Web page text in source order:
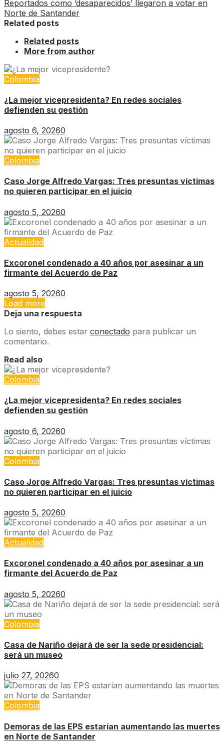
Reportados como ‘desaparecidos’ llegaron a votar en
Norte de Santander
Related posts
Related posts
More from author
Colombia
¿La mejor vicepresidenta? En redes sociales
defienden su gestión
agosto 6, 20260
Colombia
Caso Jorge Alfredo Vargas: Tres presuntas víctimas
no quieren participar en el juicio
agosto 5, 20260
Actualidad
Excoronel condenado a 40 años por asesinar a un
firmante del Acuerdo de Paz
agosto 5, 20260
Load more
Deja una respuesta
Lo siento, debes estar conectado para publicar un
comentario.
Read also
Colombia
¿La mejor vicepresidenta? En redes sociales
defienden su gestión
agosto 6, 20260
Colombia
Caso Jorge Alfredo Vargas: Tres presuntas víctimas
no quieren participar en el juicio
agosto 5, 20260
Actualidad
Excoronel condenado a 40 años por asesinar a un
firmante del Acuerdo de Paz
agosto 5, 20260
Colombia
Casa de Nariño dejará de ser la sede presidencial:
será un museo
julio 27, 20260
Colombia
Demoras de las EPS estarían aumentando las muertes
en Norte de Santander